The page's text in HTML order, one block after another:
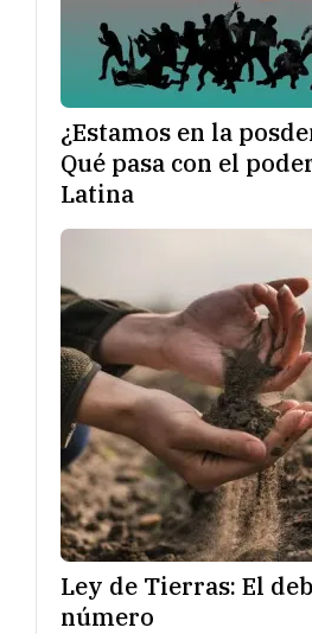
¿Estamos en la
Qué pasa con el
Latina
Ley de Tierras: El
número